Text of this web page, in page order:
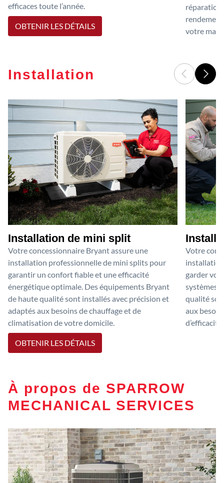
efficaces toute l’année.
OBTENIR LES DÉTAILS
votre
Installation
Installation de mini split
Votre concessionnaire Bryant assure une
installation professionnelle de mini splits pour
garantir un confort fiable et une efficacité
énergétique optimale. Des équipements Bryant
de haute qualité sont installés avec précision et
adaptés aux besoins de chauffage et de
climatisation de votre domicile.
OBTENIR LES DÉTAILS
Votre
garder
systèmes
qualité
aux
À propos de SPARROW
MECHANICAL SERVICES